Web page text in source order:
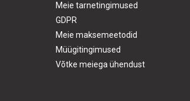
Meie tarnetingimused
GDPR
Meie maksemeetodid
Müügitingimused
Võtke meiega ühendust